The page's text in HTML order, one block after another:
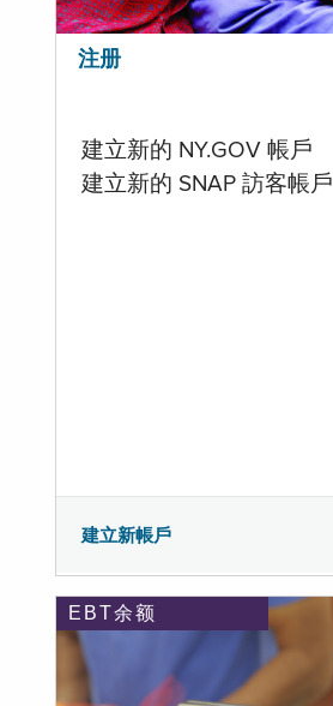
注册
建立新的 NY.GOV 帳戶
建立新的 SNAP 訪客帳戶
建立新帳戶
EBT余额